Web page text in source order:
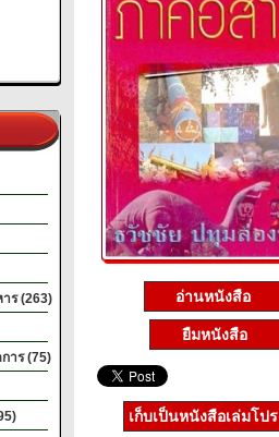
ร (263)
าร (75)
อ่านหนังสือ
ยืมหนังสือ
เก็บเป็นหนังสือเล่มโป